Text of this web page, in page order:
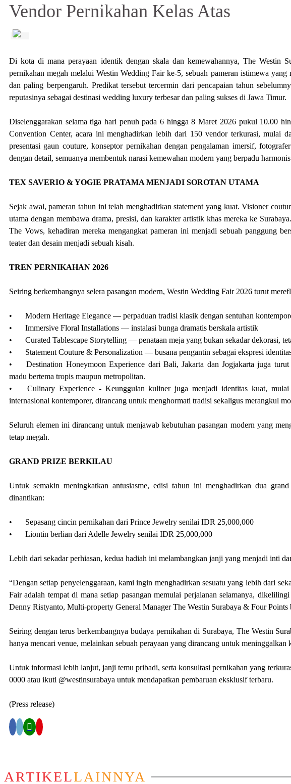
Vendor Pernikahan Kelas Atas
Di kota di mana perayaan identik dengan skala dan kemewahannya, The Westin
pernikahan megah melalui Westin Wedding Fair ke-5, sebuah pameran istimewa
dan paling berpengaruh. Predikat tersebut tercermin dari pencapaian tahun
reputasinya sebagai destinasi wedding luxury terbesar dan paling sukses di Jawa Timur.
Diselenggarakan selama tiga hari penuh pada 6 hingga 8 Maret 2026 pukul 10.00
Convention Center, acara ini menghadirkan lebih dari 150 vendor terkurasi, mulai
presentasi gaun couture, konseptor pernikahan dengan pengalaman imersif,
dengan detail, semuanya membentuk narasi kemewahan modern yang berpadu
TEX SAVERIO & YOGIE PRATAMA MENJADI SOROTAN UTAMA
Sejak awal, pameran tahun ini telah menghadirkan statement yang kuat. Visioner
utama dengan membawa drama, presisi, dan karakter artistik khas mereka ke
The Vows, kehadiran mereka mengangkat pameran ini menjadi sebuah panggung
teater dan desain menjadi sebuah kisah.
TREN PERNIKAHAN 2026
Seiring berkembangnya selera pasangan modern, Westin Wedding Fair 2026 turut
•
Modern Heritage Elegance — perpaduan tradisi klasik dengan sentuhan
•
Immersive Floral Installations — instalasi bunga dramatis berskala artistik
•
Curated Tablescape Storytelling — penataan meja yang bukan sekadar dekorasi,
•
Statement Couture & Personalization — busana pengantin sebagai ekspresi
•
Destination Honeymoon Experience dari Bali, Jakarta dan Jogjakarta juga
madu bertema tropis maupun metropolitan.
•
Culinary Experience - Keunggulan kuliner juga menjadi identitas kuat,
internasional kontemporer, dirancang untuk menghormati tradisi sekaligus merangkul
Seluruh elemen ini dirancang untuk menjawab kebutuhan pasangan modern yang
tetap megah.
GRAND PRIZE BERKILAU
Untuk semakin meningkatkan antusiasme, edisi tahun ini menghadirkan dua
dinantikan:
•
Sepasang cincin pernikahan dari Prince Jewelry senilai IDR 25,000,000
•
Liontin berlian dari Adelle Jewelry senilai IDR 25,000,000
Lebih dari sekadar perhiasan, kedua hadiah ini melambangkan janji yang menjadi inti
“Dengan setiap penyelenggaraan, kami ingin menghadirkan sesuatu yang lebih dari
Fair adalah tempat di mana setiap pasangan memulai perjalanan selamanya,
Denny Ristyanto, Multi-property General Manager The Westin Surabaya & Four Points
Seiring dengan terus berkembangnya budaya pernikahan di Surabaya, The Westin
hanya mencari venue, melainkan sebuah perayaan yang dirancang untuk meninggalkan
Untuk informasi lebih lanjut, janji temu pribadi, serta konsultasi pernikahan yang
0000 atau ikuti @westinsurabaya untuk mendapatkan pembaruan eksklusif terbaru.
(Press release)
ARTIKELLAINNYA